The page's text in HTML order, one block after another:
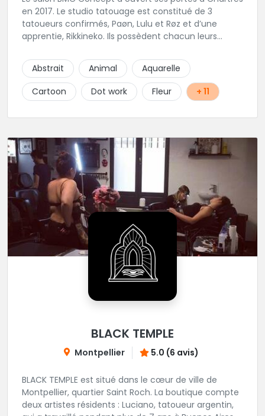
en 2017. Le studio tatouage est constitué de 3
tatoueurs confirmés, Paøn, Lulu et Røz et d’une
apprentie, Rikkineko. Ils possèdent chacun leurs
souhaitant se faire tatouer de pouvoir construire un
projet entièrement personnalisé. Une pierceuse est
présente en Guest environ une semaine par mois au
salon.
Abstrait Animal
Aquarelle
Cartoon
Dot work Fleur + 11
BLACK TEMPLE
Montpellier 5.0 (6 avis)
BLACK TEMPLE est situé dans le cœur de ville de
Montpellier, quartier Saint Roch. La boutique compte
deux artistes résidents : Luciano, tatoueur argentin,